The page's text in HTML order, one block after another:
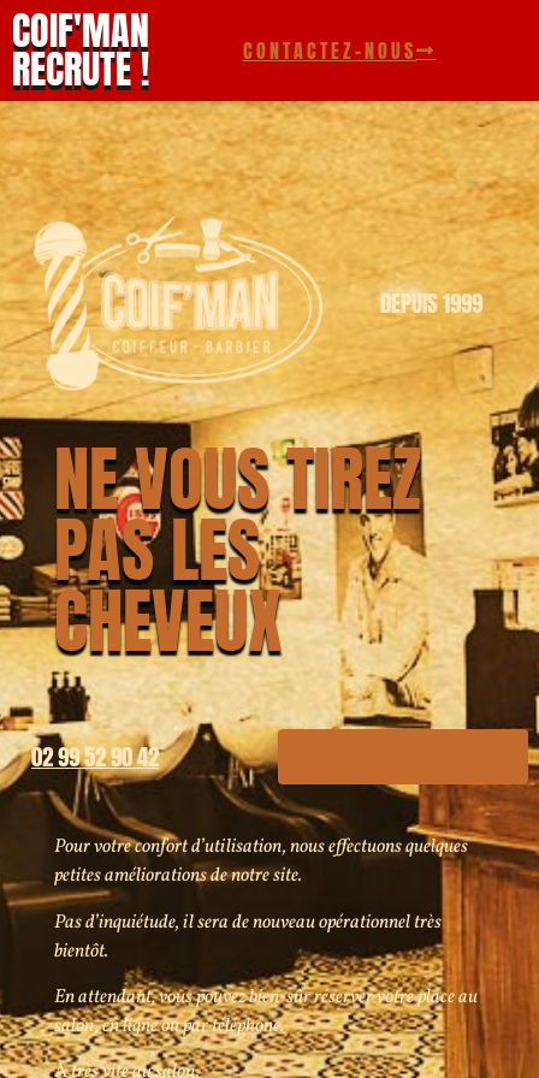
COIF'MAN
RECRUTE ! CONTACTEZ-NOUS
DEPUIS 1999
NE VOUS TIREZ
PAS LES
CHEVEUX
02 99 52 90 42
Pour votre confort d’utilisation, nous effectuons quelques
petites améliorations de notre site.
Pas d’inquiétude, il sera de nouveau opérationnel très
bientôt.
En attendant, vous pouvez bien-sûr réserver votre place au
salon, en ligne ou par téléphone.
Àtrès vite au salon.